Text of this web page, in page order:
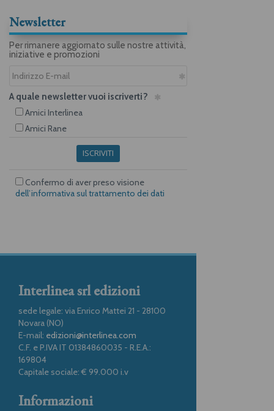
Newsletter
Per rimanere aggiornato sulle nostre attività,
iniziative e promozioni
A quale newsletter vuoi iscriverti?
Amici Interlinea
Amici Rane
ISCRIVITI
Confermo di aver preso visione
dell’informativa sul trattamento dei dati
Interlinea srl edizioni
sede legale: via Enrico Mattei 21 - 28100
Novara (NO)
E-mail: edizioni@interlinea.com
C.F. e P.IVA IT 01384860035 - R.E.A.:
169804
Capitale sociale: € 99.000 i.v
Informazioni